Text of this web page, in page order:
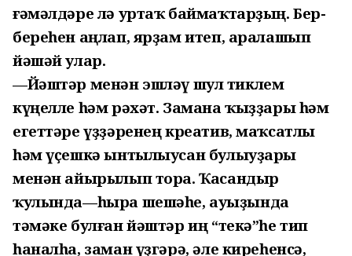
ғәмәлдәре лә уртаҡ баймаҡтарҙың. Бер-
береһен аңлап, ярҙам итеп, аралашып
йәшәй улар.
—Йәштәр менән эшләү шул тиклем
күңелле һәм рәхәт. Замана ҡыҙҙары һәм
егеттәре үҙҙәренең креатив, маҡсатлы
һәм үҫешкә ынтылыусан булыуҙары
менән айырылып тора. Ҡасандыр
ҡулында—һыра шешәһе, ауыҙында
тәмәке булған йәштәр иң “текә”һе тип
һаналһа, заман үҙгәрә, әле киреһенсә,